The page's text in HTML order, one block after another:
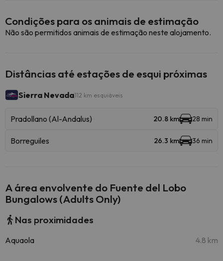
Condições para os animais de estimação
Não são permitidos animais de estimação neste alojamento.
Distâncias até estações de esqui próximas
Sierra Nevada112 km esquiáveis
Pradollano (Al-Andalus) 20.8 km 28 min
Borreguiles 26.3 km 36 min
A área envolvente do Fuente del Lobo
Bungalows (Adults Only)
Nas proximidades
Aquaola 4.8 km